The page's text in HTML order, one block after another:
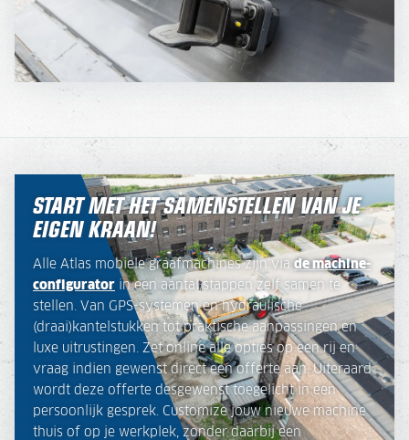
START MET HET SAMENSTELLEN VAN JE
EIGEN KRAAN!
Alle Atlas mobiele graafmachines zijn via de machine-
configurator in een aantal stappen zelf samen te
stellen. Van GPS-systemen en hydraulische
(draai)kantelstukken tot praktische aanpassingen en
luxe uitrustingen. Zet online alle opties op een rij en
vraag indien gewenst direct een offerte aan. Uiteraard
wordt deze offerte desgewenst toegelicht in een
persoonlijk gesprek. Customize jouw nieuwe machine
thuis of op je werkplek, zonder daarbij een